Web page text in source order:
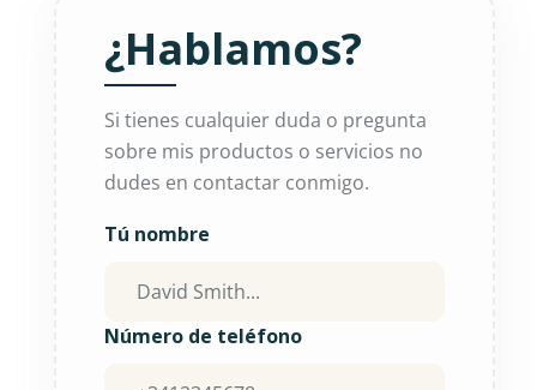
¿Hablamos?
Si tienes cualquier duda o pregunta
sobre mis productos o servicios no
dudes en contactar conmigo.
Tú nombre
Número de teléfono